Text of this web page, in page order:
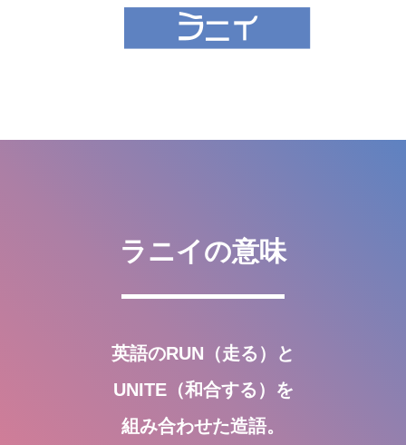
ラニイの意味
英語のRUN（走る）と
UNITE（和合する）を
組み合わせた造語。